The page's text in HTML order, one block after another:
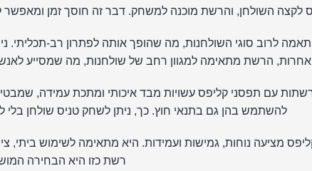
לקצה השולחן, והרשת מוכנה למשחק. דבר זה חוסך זמן
לרוב סוגי השולחנות, מה שהופך אותה לפתרון רב-
הרשת מתאימה למגוון רחב של שולחנות, מה שמסייע
עם תפסני קליפס עשויות מבד איכותי ומתכת עמידה,
להשתמש בהן גם בתנאי חוץ. כך, ניתן לשחק טניס שולחן
מציעה נוחות, גמישות ועמידות. היא מתאימה לשימוש ביתי,
רשת כזו היא הבחירה